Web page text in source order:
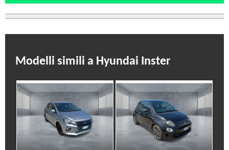
Modelli simili a Hyundai Inster